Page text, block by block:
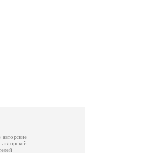
авторские
авторской